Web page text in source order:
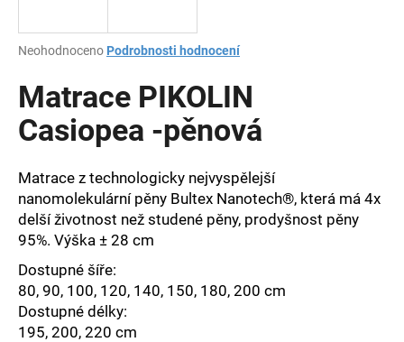
Průměrné
produktu
je
0,0
z
hvězdiček.
Neohodnoceno Podrobnosti hodnocení
Matrace PIKOLIN
Casiopea -pěnová
Matrace z technologicky nejvyspělejší
nanomolekulární pěny Bultex Nanotech®, která má 4x
delší životnost než studené pěny, prodyšnost pěny
95%. Výška ± 28 cm
Dostupné šíře:
80, 90, 100, 120, 140, 150, 180, 200 cm
Dostupné délky:
195, 200, 220 cm
j
t
?
HLEDAT
D
o
p